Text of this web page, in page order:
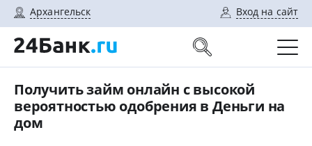
Архангельск Вход на сайт
Получить займ онлайн с высокой
вероятностью одобрения в Деньги на
дом